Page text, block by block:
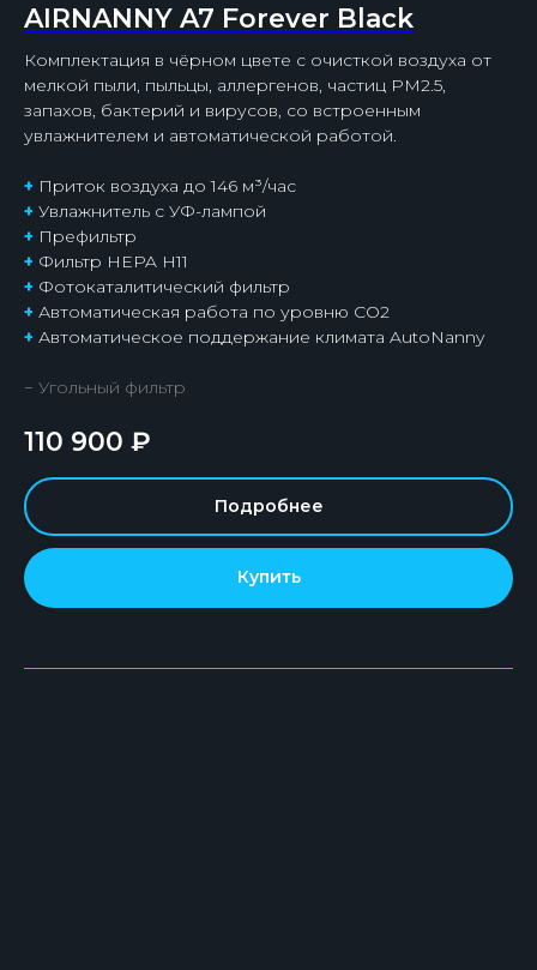
AIRNANNY A7 Forever Black
Комплектация в чёрном цвете с очисткой воздуха от
мелкой пыли, пыльцы, аллергенов, частиц PM2.5,
запахов, бактерий и вирусов, со встроенным
увлажнителем и автоматической работой.
+ Приток воздуха до 146 м³/час
+ Увлажнитель с УФ-лампой
+ Префильтр
+ Фильтр HEPA H11
+ Фотокаталитический фильтр
+ Автоматическая работа по уровню СО2
+ Автоматическое поддержание климата AutoNanny
− Угольный фильтр
110 900 ₽
Подробнее
Купить